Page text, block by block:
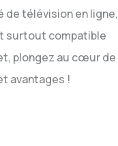
de télévision en ligne,
surtout compatible
plongez au cœur de
avantages !